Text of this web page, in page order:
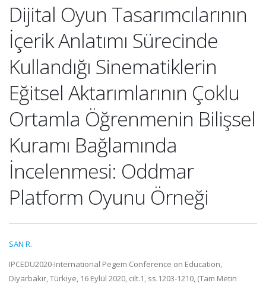
Dijital Oyun Tasarımcılarının
İçerik Anlatımı Sürecinde
Kullandığı Sinematiklerin
Eğitsel Aktarımlarının Çoklu
Ortamla Öğrenmenin Bilişsel
Kuramı Bağlamında
İncelenmesi: Oddmar
Platform Oyunu Örneği
SAN R.
IPCEDU2020-International Pegem Conference on Education,
Diyarbakır, Türkiye, 16 Eylül 2020, cilt.1, ss.1203-1210, (Tam Metin